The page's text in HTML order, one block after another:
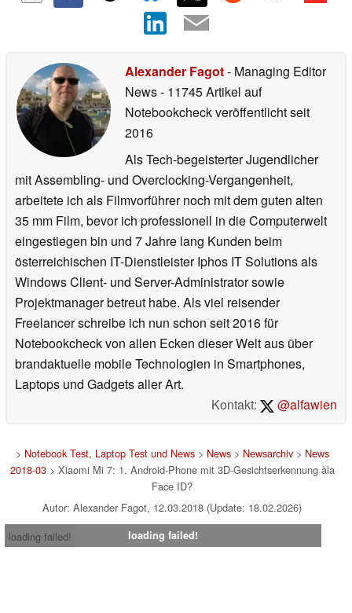
Alexander Fagot- Managing Editor
News- 11745 Artikel auf
Notebookcheck veröffentlichtseit
2016
Als Tech-begeisterter Jugendlicher
mit Assembling- und Overclocking-Vergangenheit,
arbeitete ich als Filmvorführer noch mit dem guten alten
35 mm Film, bevor ich professionell in die Computerwelt
eingestiegen bin und 7 Jahre lang Kunden beim
österreichischen IT-Dienstleister Iphos IT Solutions als
Windows Client- und Server-Administrator sowie
Projektmanager betreut habe. Als viel reisender
Freelancer schreibe ich nun schon seit 2016 für
Notebookcheck von allen Ecken dieser Welt aus über
brandaktuelle mobile Technologien in Smartphones,
Laptops und Gadgets aller Art.
Kontakt:
@alfawien
> Notebook Test, Laptop Test und News> News> Newsarchiv> News
2018-03> Xiaomi Mi 7: 1. Android-Phone mit 3D-Gesichtserkennung àla
Face ID?
Autor: Alexander Fagot, 12.03.2018 (Update: 18.02.2026)
loading failed!
loading failed!